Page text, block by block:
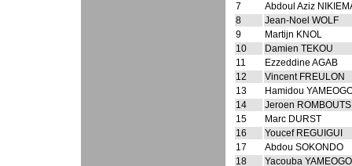
7
Abdoul Aziz
8
Jean-Noel WOLF
9
Martijn KNOL
10
Damien TEKOU
11
Ezzeddine AGAB
12
Vincent FREULON
13
Hamidou
14
Jeroen ROMBOUTS
15
Marc DURST
16
Youcef REGUIGUI
17
Abdou SOKONDO
18
Yacouba YAMEOGO